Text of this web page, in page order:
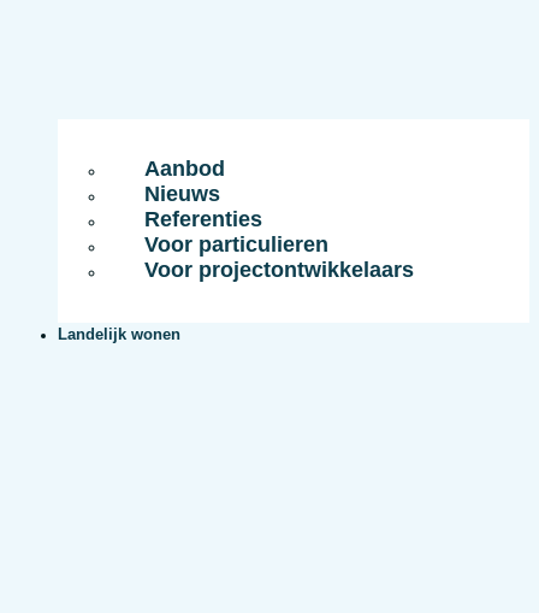
Aanbod
Nieuws
Referenties
Voor particulieren
Voor projectontwikkelaars
Landelijk wonen